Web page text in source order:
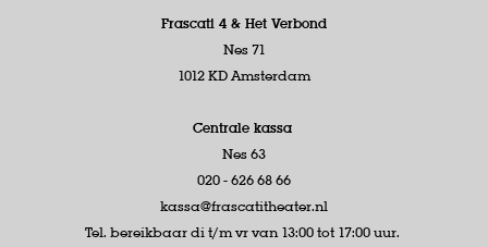
Frascati 4 & Het Verbond
Nes 71
1012 KD Amsterdam
Centrale kassa
Nes 63
020 - 626 68 66
kassa@frascatitheater.nl
Tel. bereikbaar di t/m vr van 13:00 tot 17:00 uur.